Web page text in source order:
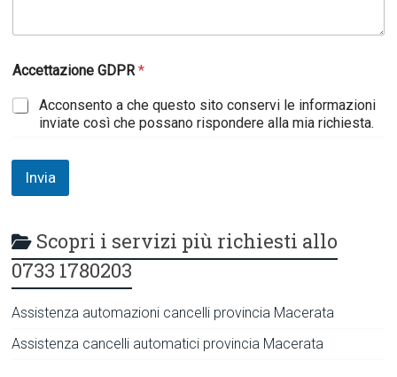
Accettazione GDPR*
Acconsento a che questo sito conservi le informazioni
inviate così che possano rispondere alla mia richiesta.
Invia
Scopri i servizi più richiesti allo
0733 1780203
Assistenza automazioni cancelli provincia Macerata
Assistenza cancelli automatici provincia Macerata